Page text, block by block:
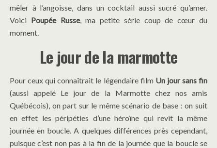
mêler à l’angoisse, dans un cocktail aussi sucré qu’amer.
Voici Poupée Russe, ma petite série coup de cœur du
moment.
Le jour de la marmotte
Pour ceux qui connaîtrait le légendaire film Un jour sans fin
(aussi appelé Le jour de la Marmotte chez nos amis
Québécois), on part sur le même scénario de base : on suit
en effet les péripéties d’une héroïne qui revit la même
journée en boucle. A quelques différences près cependant,
puisque c’est non pas à la fin de la journée que la boucle se